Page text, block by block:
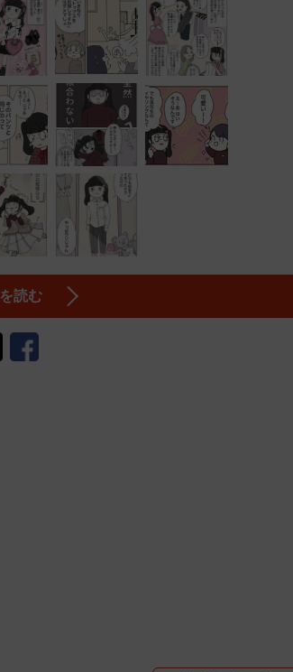
読む